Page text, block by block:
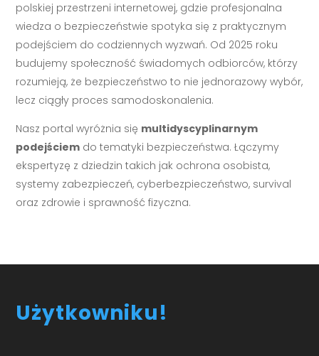
polskiej przestrzeni internetowej, gdzie profesjonalna
wiedza o bezpieczeństwie spotyka się z praktycznym
podejściem do codziennych wyzwań. Od 2025 roku
budujemy społeczność świadomych odbiorców, którzy
rozumieją, że bezpieczeństwo to nie jednorazowy wybór,
lecz ciągły proces samodoskonalenia.
Nasz portal wyróżnia się multidyscyplinarnym
podejściem do tematyki bezpieczeństwa. Łączymy
ekspertyzę z dziedzin takich jak ochrona osobista,
systemy zabezpieczeń, cyberbezpieczeństwo, survival
oraz zdrowie i sprawność fizyczna.
Użytkowniku!